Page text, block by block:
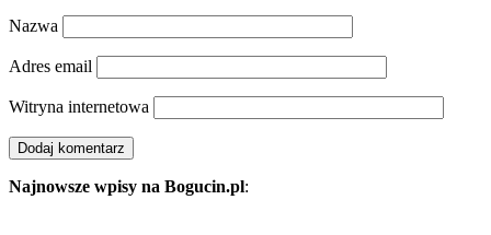
Nazwa
Adres email
Witryna internetowa
Najnowsze wpisy na Bogucin.pl: